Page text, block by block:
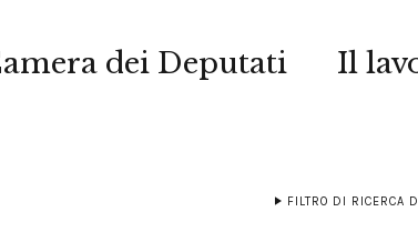
dei Deputati Il
FILTRO DI RICERCA